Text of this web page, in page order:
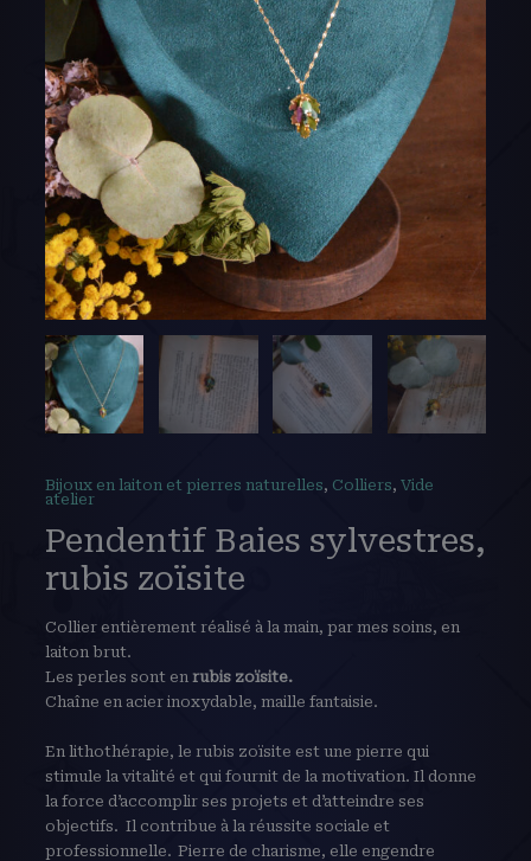
Bijoux en laiton et pierres naturelles, Colliers, Vide
atelier
Pendentif Baies sylvestres,
rubis zoïsite
Collier entièrement réalisé à la main, par mes soins, en
laiton brut.
Les perles sont en rubis zoïsite.
Chaîne en acier inoxydable, maille fantaisie.
En lithothérapie, le rubis zoïsite est une pierre qui
stimule la vitalité et qui fournit de la motivation. Il donne
la force d’accomplir ses projets et d’atteindre ses
objectifs. Il contribue à la réussite sociale et
professionnelle. Pierre de charisme, elle engendre